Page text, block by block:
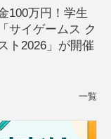
100万円！学生
サイゲームス ク
ト2026」が開催
一覧